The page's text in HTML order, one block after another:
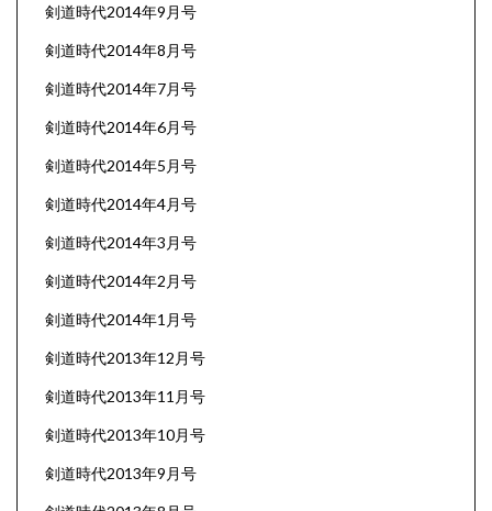
剣道時代2014年9月号
剣道時代2014年8月号
剣道時代2014年7月号
剣道時代2014年6月号
剣道時代2014年5月号
剣道時代2014年4月号
剣道時代2014年3月号
剣道時代2014年2月号
剣道時代2014年1月号
剣道時代2013年12月号
剣道時代2013年11月号
剣道時代2013年10月号
剣道時代2013年9月号